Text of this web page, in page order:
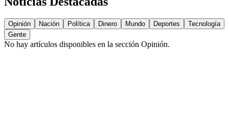
Opinión Nación Política Dinero Mundo Deportes
Tecnología
Gente
No hay artículos disponibles en la sección Opinión.